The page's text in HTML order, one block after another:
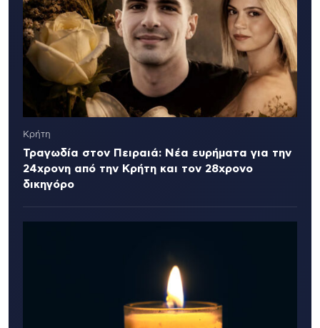
Κρήτη
Τραγωδία στον Πειραιά: Νέα ευρήματα για την
24χρονη από την Κρήτη και τον 28χρονο
δικηγόρο